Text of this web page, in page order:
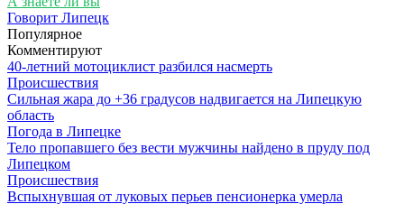
Говорит Липецк
Популярное
Комментируют
40-летний мотоциклист разбился насмерть
Происшествия
Сильная жара до +36 градусов надвигается на Липецкую
область
Погода в Липецке
Тело пропавшего без вести мужчины найдено в пруду под
Липецком
Происшествия
Вспыхнувшая от луковых перьев пенсионерка умерла